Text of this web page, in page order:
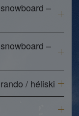
–
–
/ héliski